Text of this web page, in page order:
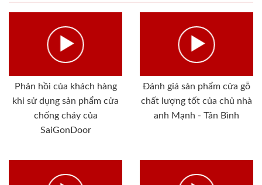
Phản hồi của khách hàng
khi sử dụng sản phẩm cửa
chống cháy của
SaiGonDoor
Đánh giá sản phẩm cửa gỗ
chất lượng tốt của chủ nhà
anh Mạnh - Tân Bình